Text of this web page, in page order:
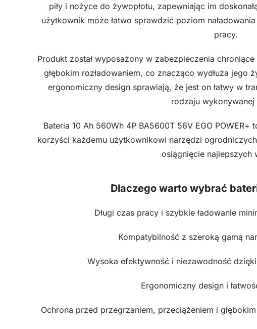
piły i nożyce do żywopłotu, zapewniając im
użytkownik może łatwo sprawdzić poziom
pracy.
Produkt został wyposażony w zabezpieczenia
głębokim rozładowaniem, co znacząco wydłuża
ergonomiczny design sprawiają, że jest on łatwy w
rodzaju wykonywanej
Bateria 10 Ah 560Wh 4P BA5600T 56V EGO
korzyści każdemu użytkownikowi narzędzi
osiągnięcie najlepszych
Dlaczego warto wybrać
Długi czas pracy i szybkie ładowanie
Kompatybilność z szeroką gamą
Wysoka efektywność i niezawodność
Ergonomiczny design i
Ochrona przed przegrzaniem, przeciążeniem i